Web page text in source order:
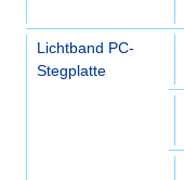
Lichtband PC-
Stegplatte